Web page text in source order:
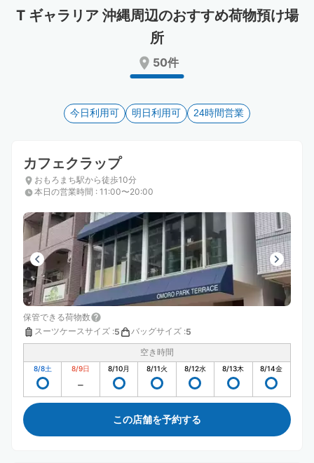
a
date.
shortcuts
for
changing
a
date.
question
to
get
shortcuts
for
changing
T ギャラリア 沖縄周辺のおすすめ荷物預け場
所
50件
今日利用可 明日利用可 24時間営業
カフェクラップ
おもろまち駅から徒歩10分
本日の営業時間 : 11:00〜20:00
保管できる荷物数
スーツケースサイズ :5 バッグサイズ :5
空き時間
8/8土 8/9日 8/10月 8/11火 8/12水 8/13木 8/14金
この店舗を予約する